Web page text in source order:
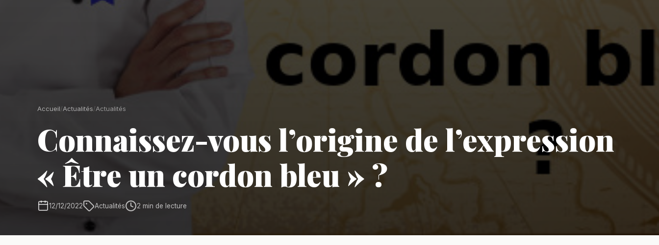
Accueil/Actualités/Actualités
Connaissez-vous l’origine de l’expression
« Être un cordon bleu » ?
12/12/2022 Actualités 2 min de lecture